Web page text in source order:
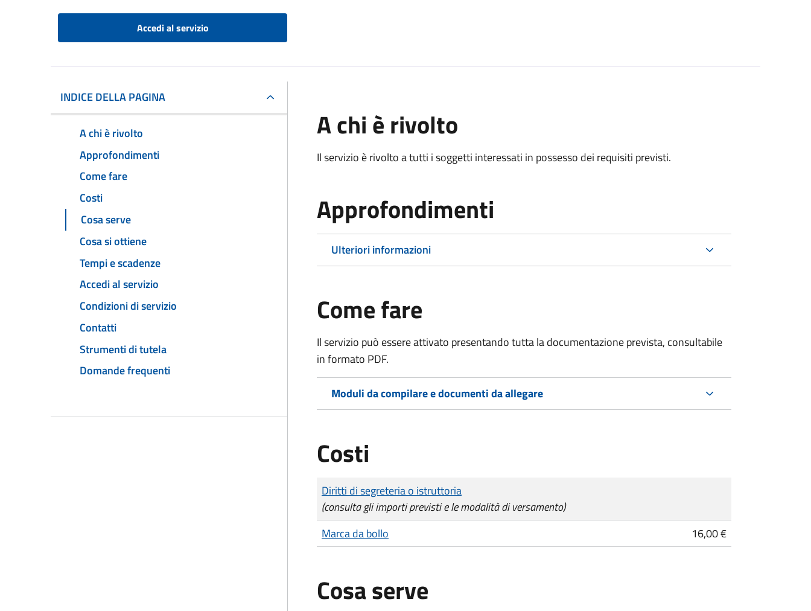
Accedi al servizio
INDICE DELLA PAGINA
A chi è rivolto
Approfondimenti
Come fare
Costi
Cosa serve
Cosa si ottiene
Tempi e scadenze
Accedi al servizio
Condizioni di servizio
Contatti
Strumenti di tutela
Domande frequenti
A chi è rivolto
Il servizio è rivolto a tutti i soggetti interessati in possesso dei requisiti previsti.
Approfondimenti
Ulteriori informazioni
Come fare
Il servizio può essere attivato presentando tutta la documentazione prevista, consultabile
in formato PDF.
Moduli da compilare e documenti da allegare
Costi
Tipo di pagamento
Importo
Diritti di segreteria o istruttoria
(consulta gli importi previsti e le modalità di versamento)
Marca da bollo
16,00 €
Cosa serve